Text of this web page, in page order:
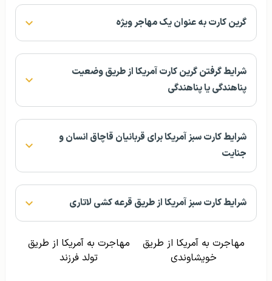
گرین کارت به عنوان یک مهاجر ویژه
شرایط گرفتن گرین کارت آمریکا از طریق وضعیت
پناهندگی یا پناهندگی
شرایط کارت سبز آمریکا برای قربانیان قاچاق انسان و
جنایت
شرایط کارت سبز آمریکا از طریق قرعه کشی لاتاری
مهاجرت به آمریکا از طریق
خویشاوندی
مهاجرت به آمریکا از طریق
تولد فرزند